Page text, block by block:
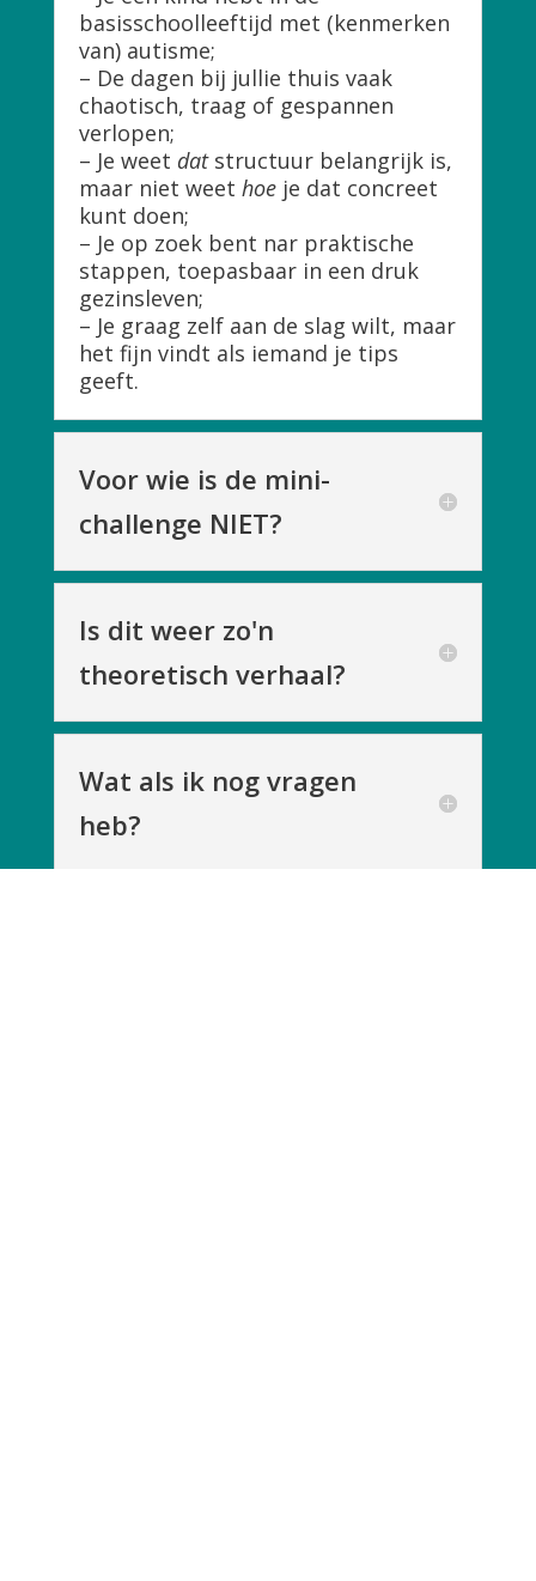
basisschoolleeftijd met (kenmerken
van) autisme;
– De dagen bij jullie thuis vaak
chaotisch, traag of gespannen
verlopen;
– Je weet datstructuur belangrijk is,
maar niet weet hoeje dat concreet
kunt doen;
– Je op zoek bent nar praktische
stappen, toepasbaar in een druk
gezinsleven;
– Je graag zelf aan de slag wilt, maar
het fijn vindt als iemand je tips
geeft.
Voor wie is de mini-
challenge NIET?
Is dit weer zo'n
theoretisch verhaal?
Wat als ik nog vragen
heb?